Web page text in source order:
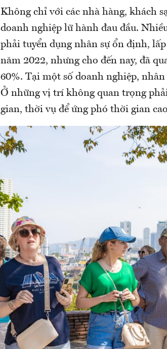
Không chỉ với các nhà hàng, khách
doanh nghiệp lữ hành đau đầu.
phải tuyển dụng nhân sự ổn định,
năm 2022, nhưng cho đến nay, đã
60%. Tại một số doanh nghiệp,
Ở những vị trí không quan trọng
gian, thời vụ để ứng phó thời gian